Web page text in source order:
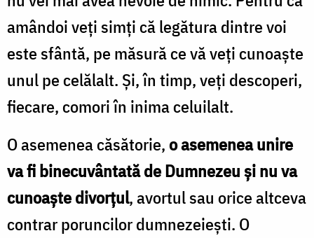
amândoi veţi simţi că legătura dintre voi
este sfântă, pe măsură ce vă veţi cunoaşte
unul pe celălalt. Şi, în timp, veţi descoperi,
fiecare, comori în inima celuilalt.
O asemenea căsătorie,o asemenea unire
va fi binecuvântată de Dumnezeu şi nu va
cunoaşte divorţul, avortul sau orice altceva
contrar poruncilor dumnezeieşti. O